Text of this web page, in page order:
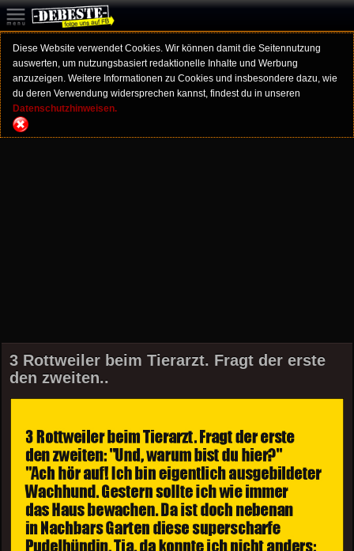
Diese Website verwendet Cookies. Wir können damit die Seitennutzung
auswerten, um nutzungsbasiert redaktionelle Inhalte und Werbung
anzuzeigen. Weitere Informationen zu Cookies und insbesondere dazu, wie
du deren Verwendung widersprechen kannst, findest du in unseren
Datenschutzhinweisen.
3 Rottweiler beim Tierarzt. Fragt der erste
den zweiten..